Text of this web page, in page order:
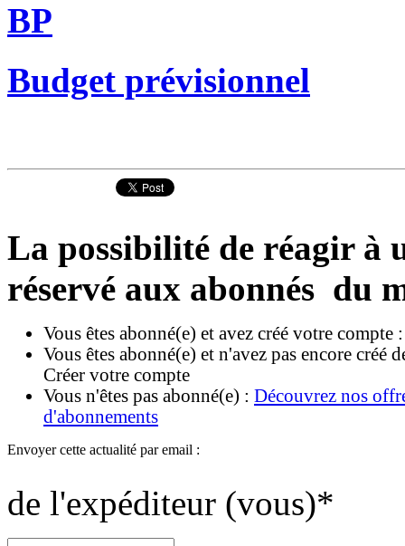
BP
Budget prévisionnel
La possibilité de réagir à
réservé aux abonnés du
Vous êtes abonné(e) et avez créé votre compte
Vous êtes abonné(e) et n'avez pas encore créé
Créer votre compte
Vous n'êtes pas abonné(e) : Découvrez nos
d'abonnements
Envoyer cette actualité par email :
de l'expéditeur (vous)*